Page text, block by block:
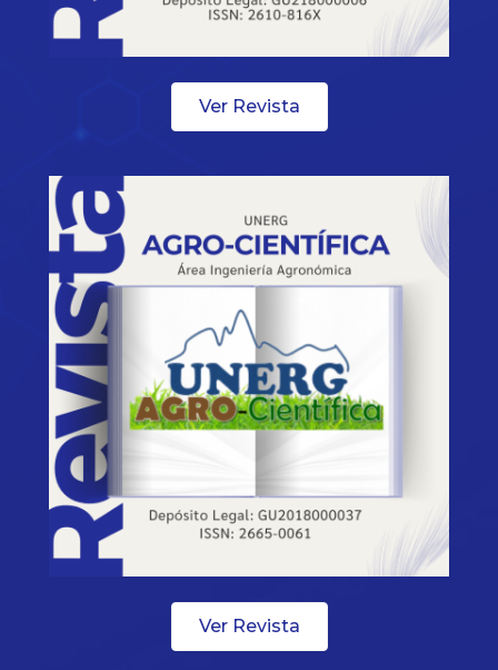
Ver Revista
Ver Revista